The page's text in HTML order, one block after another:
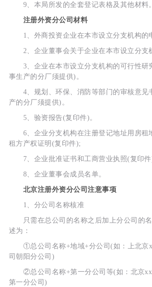
9、本局所发的全套登记表格及其他材料。
注册外资分公司材料
1、外商投资企业在本市设立分支机构的
2、企业董事会关于企业在本市设立分支
3、企业在本市设立分支机构的可行性研
事生产的分厂须提供)。
4、规划、环保、消防等部门的审核意见
产的分厂须提供)。
5、验资报告(复印件)。
6、企业分支机构在注册登记地址用房租
租方产权证明(复印件);
7、企业批准证书和工商营业执照(复印件)
8、企业董事会成员名单。
北京注册外资分公司注意事项
1、分公司名称核准
只需在总公司的名称之后加上分公司的名
述为：
①总公司名称+地域+分公司(如：上北京
司朝阳分公司)
②总公司名称+第一分公司等(如：北京xx
第一分公司)